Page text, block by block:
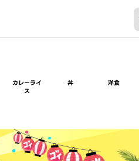
カレーライ
ス
丼 洋食